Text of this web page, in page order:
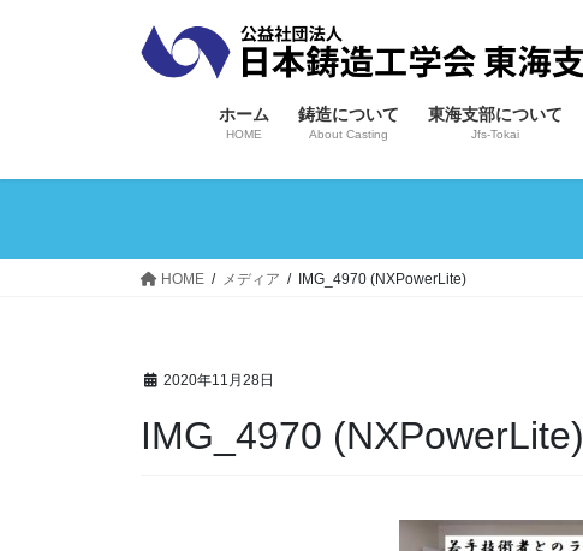
ス
ン
ホーム
HOME
鋳造について
About Casting
東海支部について
Jfs-Tokai
HOME メディア IMG_4970 (NXPowerLite)
2020年11月28日
IMG_4970 (NXPowerLite)